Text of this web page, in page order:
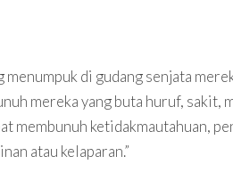
menumpuk di gudang senjata
mereka yang buta huruf, sakit,
membunuh ketidakmautahuan,
atau kelaparan.”